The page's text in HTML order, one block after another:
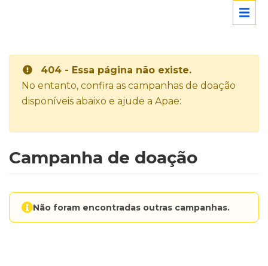
404 - Essa página não existe.
No entanto, confira as campanhas de doação
disponíveis abaixo e ajude a Apae:
Campanha de doação
Não foram encontradas outras campanhas.